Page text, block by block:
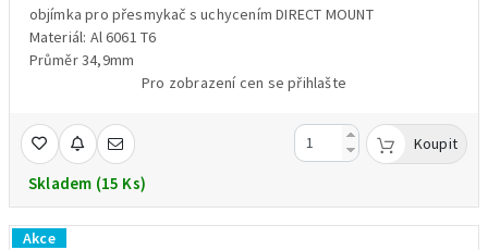
objímka pro přesmykač s uchycením DIRECT MOUNT
Materiál: Al 6061 T6
Průměr 34,9mm
Pro zobrazení cen se přihlašte
Skladem (15 Ks)
Koupit
Akce